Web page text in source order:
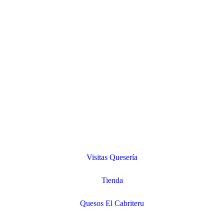
Visitas Quesería
Tienda
Quesos El Cabriteru